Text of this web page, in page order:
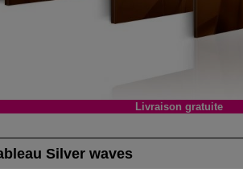
Livraison gratuite
Silver waves